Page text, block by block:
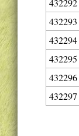
432292
432293
432294
432295
432296
432297